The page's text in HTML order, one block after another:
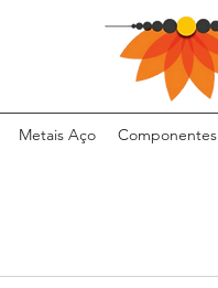
Metais Aço Componentes